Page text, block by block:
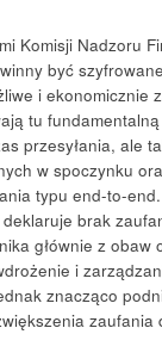
Komisji Nadzoru
być
i ekonomicznie
tu
przesyłania, ale
w spoczynku
typu end-to-
brak
głównie z obaw
i
znacząco
zaufania